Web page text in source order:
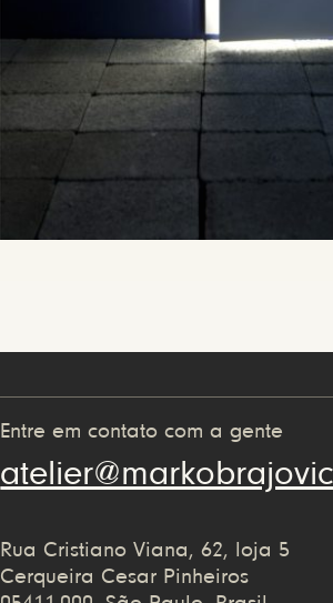
Entre em contato com a gente
Rua Cristiano Viana, 62, loja 5
Cerqueira Cesar Pinheiros